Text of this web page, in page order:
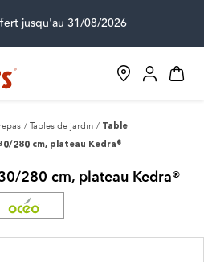
jusqu'au 31/08/2026
Tables de jardin Table
280 cm, plateau Kedra®
280 cm, plateau Kedra®